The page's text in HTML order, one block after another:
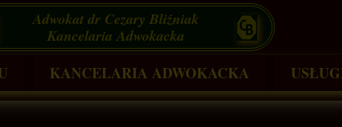
Adwokat dr Cezary Bliźniak
Kancelaria Adwokacka
KANCELARIA ADWOKACKA
Kancelaria Prawa Budowlanego i
Sprawy